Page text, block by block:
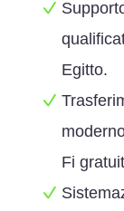
Egitto.
Fi